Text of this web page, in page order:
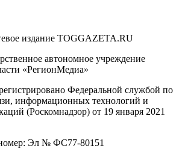
издание TOGGAZETA.RU
автономное учреждение
«РегионМедиа»
Федеральной службой по
информационных технологий и
(Роскомнадзор) от 19 января 2021
Эл № ФС77-80151